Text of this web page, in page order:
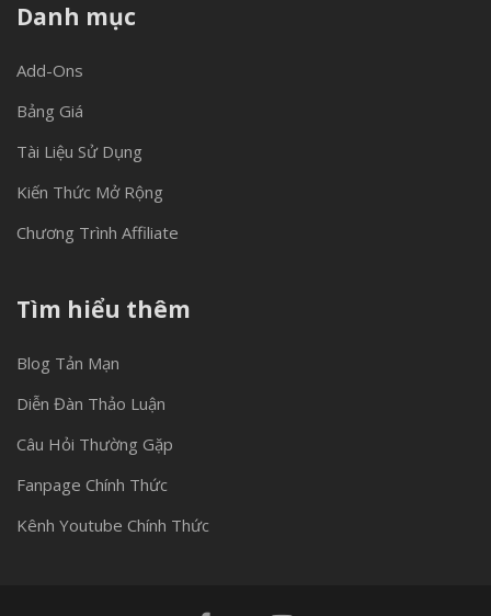
Danh mục
Add-Ons
Bảng Giá
Tài Liệu Sử Dụng
Kiến Thức Mở Rộng
Chương Trình Affiliate
Tìm hiểu thêm
Blog Tản Mạn
Diễn Đàn Thảo Luận
Câu Hỏi Thường Gặp
Fanpage Chính Thức
Kênh Youtube Chính Thức